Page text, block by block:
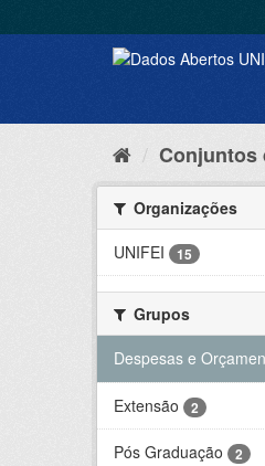
Conjuntos
Organizações
UNIFEI
15
Grupos
Despesas e
Extensão 2
Pós Graduação 2